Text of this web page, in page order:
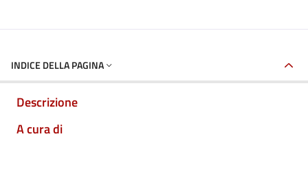
INDICE DELLA PAGINA
Descrizione
A cura di